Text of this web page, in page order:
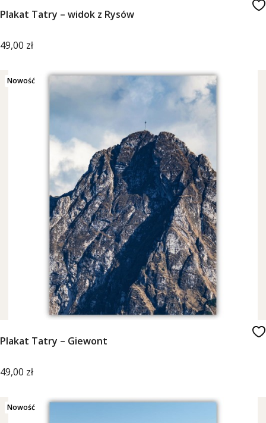
Plakat Tatry – widok z Rysów
Cena
49,00 zł
Nowość
Plakat Tatry – Giewont
Cena
49,00 zł
Nowość